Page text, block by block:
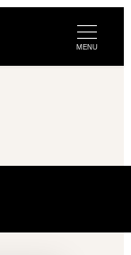
MENU